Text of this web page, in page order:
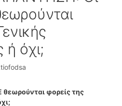
όχι;
φορείς της